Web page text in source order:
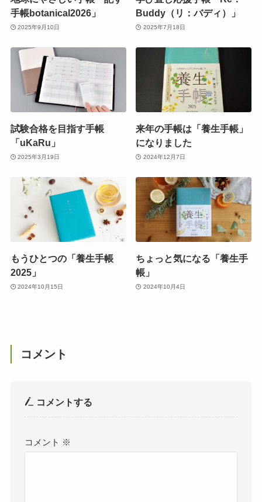
手帳botanical2026」
2025年9月10日
Buddy（リ：バディ）」
2025年7月18日
試験合格を目指す手帳
「uKaRu」
2025年3月19日
来年の手帳は「養生手帳」
になりました
2024年12月7日
もうひとつの「養生手帳
2025」
2024年10月15日
ちょっと気になる「養生手
帳」
2024年10月4日
コメント
コメントする
コメント ※